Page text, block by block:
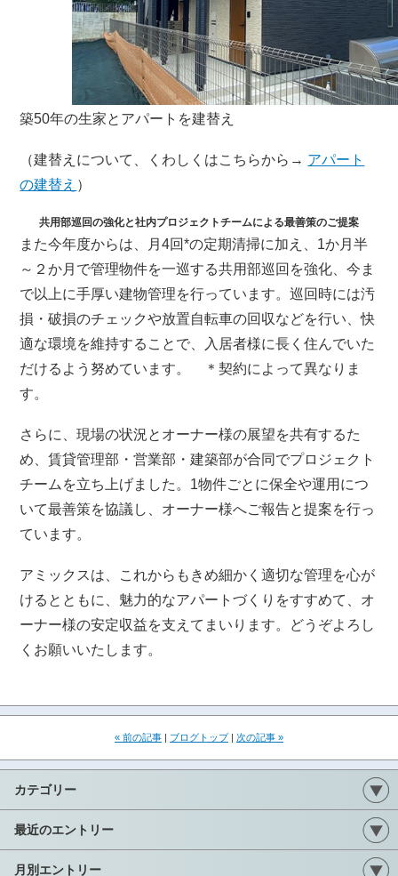
築50年の生家とアパートを建替え
（建替えについて、くわしくはこちらから→ アパート
の建替え ）
共用部巡回の強化と社内プロジェクトチームによる最善策のご提案
また今年度からは、月4回*の定期清掃に加え、1か月半
～２か月で管理物件を一巡する共用部巡回を強化、今ま
で以上に手厚い建物管理を行っています。巡回時には汚
損・破損のチェックや放置自転車の回収などを行い、快
適な環境を維持することで、入居者様に長く住んでいた
だけるよう努めています。 ＊契約によって異なりま
す。
さらに、現場の状況とオーナー様の展望を共有するた
め、賃貸管理部・営業部・建築部が合同でプロジェクト
チームを立ち上げました。1物件ごとに保全や運用につ
いて最善策を協議し、オーナー様へご報告と提案を行っ
ています。
アミックスは、これからもきめ細かく適切な管理を心が
けるとともに、魅力的なアパートづくりをすすめて、オ
ーナー様の安定収益を支えてまいります。どうぞよろし
くお願いいたします。
« 前の記事 ブログトップ| 次の記事 »
カテゴリー
最近のエントリー
月別エントリー